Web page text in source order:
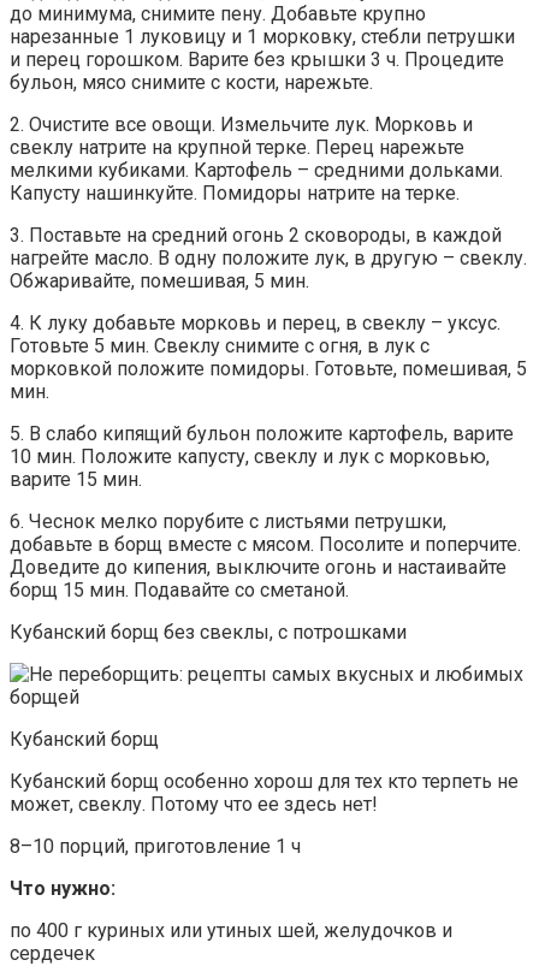
до минимума, снимите пену. Добавьте крупно
нарезанные 1 луковицу и 1 морковку, стебли петрушки
и перец горошком. Варите без крышки 3 ч. Процедите
бульон, мясо снимите с кости, нарежьте.
2. Очистите все овощи. Измельчите лук. Морковь и
свеклу натрите на крупной терке. Перец нарежьте
мелкими кубиками. Картофель – средними дольками.
Капусту нашинкуйте. Помидоры натрите на терке.
3. Поставьте на средний огонь 2 сковороды, в каждой
нагрейте масло. В одну положите лук, в другую – свеклу.
Обжаривайте, помешивая, 5 мин.
4. К луку добавьте морковь и перец, в свеклу – уксус.
Готовьте 5 мин. Свеклу снимите с огня, в лук с
морковкой положите помидоры. Готовьте, помешивая, 5
мин.
5. В слабо кипящий бульон положите картофель, варите
10 мин. Положите капусту, свеклу и лук с морковью,
варите 15 мин.
6. Чеснок мелко порубите с листьями петрушки,
добавьте в борщ вместе с мясом. Посолите и поперчите.
Доведите до кипения, выключите огонь и настаивайте
борщ 15 мин. Подавайте со сметаной.
Кубанский борщ без свеклы, с потрошками
Кубанский борщ
Кубанский борщ особенно хорош для тех кто терпеть не
может, свеклу. Потому что ее здесь нет!
8–10 порций, приготовление 1 ч
Что нужно:
по 400 г куриных или утиных шей, желудочков и
сердечек